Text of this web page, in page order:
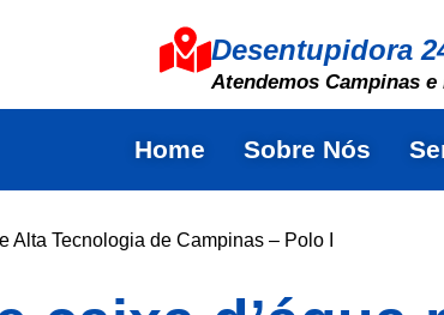
Desentupidora
Atendemos Campinas e
Home Sobre Nós
Alta Tecnologia de Campinas – Polo I